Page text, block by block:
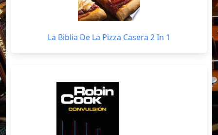
La Biblia De La Pizza Casera 2 In 1